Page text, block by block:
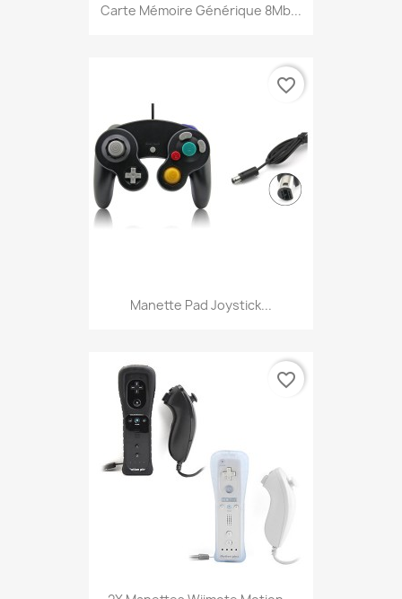
Carte Mémoire Générique 8Mb...
Manette Pad Joystick...
favorite_border
favorite_border